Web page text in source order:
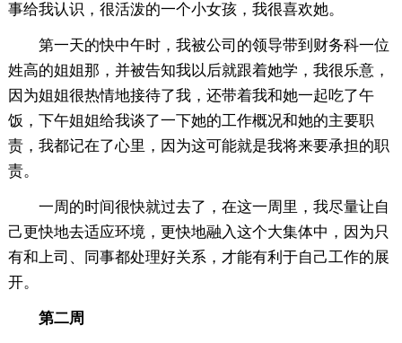
事给我认识，很活泼的一个小女孩，我很喜欢她。
第一天的快中午时，我被公司的领导带到财务科一位
姓高的姐姐那，并被告知我以后就跟着她学，我很乐意，
因为姐姐很热情地接待了我，还带着我和她一起吃了午
饭，下午姐姐给我谈了一下她的工作概况和她的主要职
责，我都记在了心里，因为这可能就是我将来要承担的职
责。
一周的时间很快就过去了，在这一周里，我尽量让自
己更快地去适应环境，更快地融入这个大集体中，因为只
有和上司、同事都处理好关系，才能有利于自己工作的展
开。
第二周